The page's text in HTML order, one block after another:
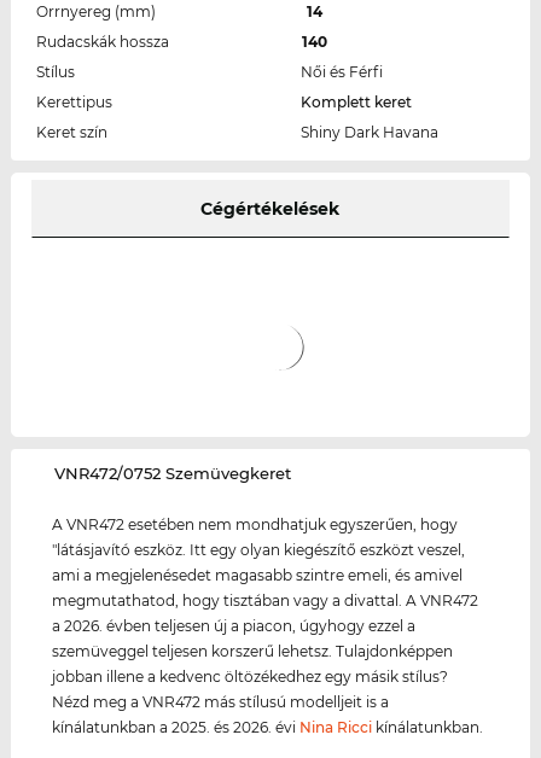
Orrnyereg (mm)
14
Rudacskák hossza
140
Stílus
Női és Férfi
Kerettipus
Komplett keret
Keret szín
Shiny Dark Havana
Cégértékelések
‌VNR472/0752 Szemüvegkeret
A VNR472 esetében nem mondhatjuk egyszerűen, hogy
"látásjavító eszköz. Itt egy olyan kiegészítő eszközt veszel,
ami a megjelenésedet magasabb szintre emeli, és amivel
megmutathatod, hogy tisztában vagy a divattal. A VNR472
a 2026. évben teljesen új a piacon, úgyhogy ezzel a
szemüveggel teljesen korszerű lehetsz. Tulajdonképpen
jobban illene a kedvenc öltözékedhez egy másik stílus?
Nézd meg a VNR472 más stílusú modelljeit is a
kínálatunkban a 2025. és 2026. évi Nina Ricci kínálatunkban.